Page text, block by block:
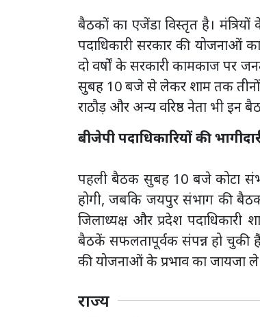
बैठकों का एजेंडा विस्तृत है।
पदाधिकारी सरकार की योजनाओं
दो वर्षों के सरकारी कामकाज पर
सुबह 10 बजे से लेकर शाम तक तीनों
राठौड़ और अन्य वरिष्ठ नेता भी इन
बीजेपी पदाधिकारियों की
पहली बैठक सुबह 10 बजे कोटा
होगी, जबकि जयपुर संभाग की
जिलाध्यक्ष और प्रदेश
बैठकें सफलतापूर्वक संपन्न हो
की योजनाओं के प्रभाव का जायजा ले
राज्य